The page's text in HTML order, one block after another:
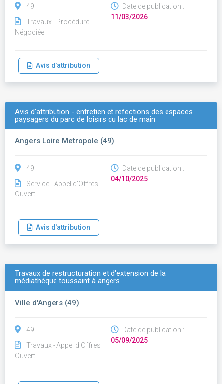
49
Travaux - Procédure
Négociée
Date de publication :
11/03/2026
Avis d'attribution
Avis d'attribution - entretien et refections des espaces
paysagers du parc de loisirs du lac de main
Angers Loire Metropole (49)
49
Service - Appel d'Offres
Ouvert
Date de publication :
04/10/2025
Avis d'attribution
Travaux de restructuration et d'extension de la
médiathèque toussaint à angers
Ville d'Angers (49)
49
Travaux - Appel d'Offres
Ouvert
Date de publication :
05/09/2025